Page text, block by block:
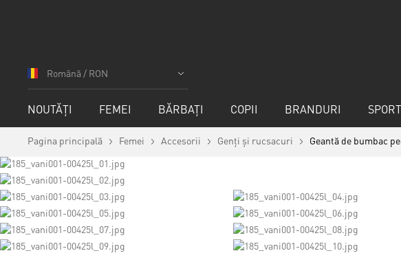
Română / RON
NOUTĂȚI FEMEI BĂRBAȚI COPII BRANDURI SPORT
Pagina principală Femei Accesorii Genți și rucsacuri
Geantă de bumbac
Skip
to
the
end
of
the
images
gallery